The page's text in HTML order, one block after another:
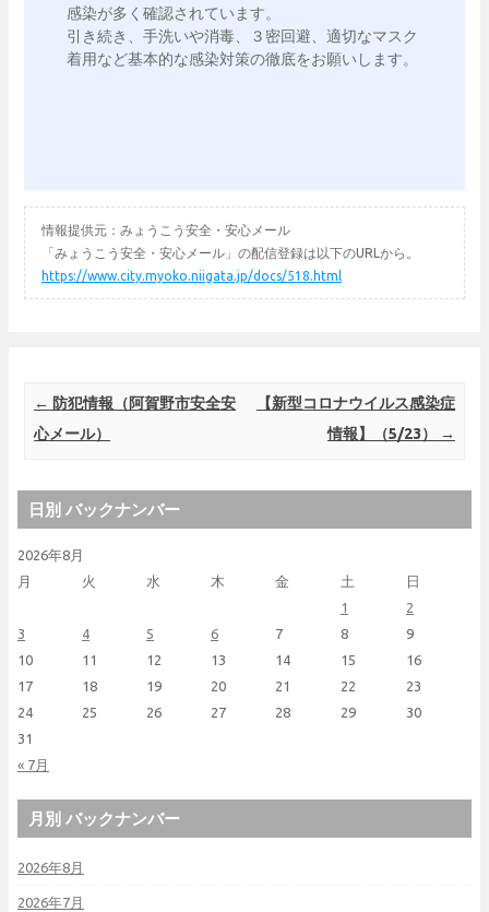
感染が多く確認されています。
引き続き、手洗いや消毒、３密回避、適切なマスク
情報提供元：みょうこう安全・安心メール
「みょうこう安全・安心メール」の配信登録は以下のURLから。
https://www.city.myoko.niigata.jp/docs/518.html
Post navigation
← 防犯情報（阿賀野市安全安
心メール）
【新型コロナウイルス感染症
情報】（5/23）
→
日別 バックナンバー
2026年8月
月
火 水 木 金 土 日
« 7月
1
2
3
4 5 6 7 8
9
10
11 12 13 14 15
16
17
18 19 20 21 22
23
24
25 26 27 28 29
30
31
月別 バックナンバー
2026年8月
2026年7月